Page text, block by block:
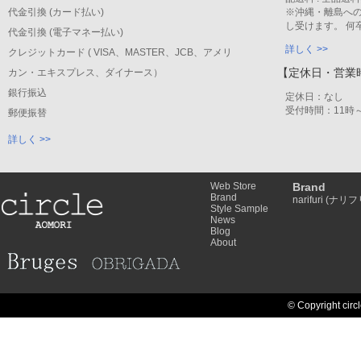
代金引換 (カード払い)
代金引換 (電子マネー払い)
クレジットカード ( VISA、MASTER、JCB、アメリ
カン・エキスプレス、ダイナース）
銀行振込
郵便振替
詳しく >>
※沖縄・離島へ
し受けます。 何
詳しく >>
【定休日・営
定休日：なし
受付時間：11時
Web Store
Brand
Style Sample
News
Blog
About
Brand
narifuri (ナリフ
© Copyright